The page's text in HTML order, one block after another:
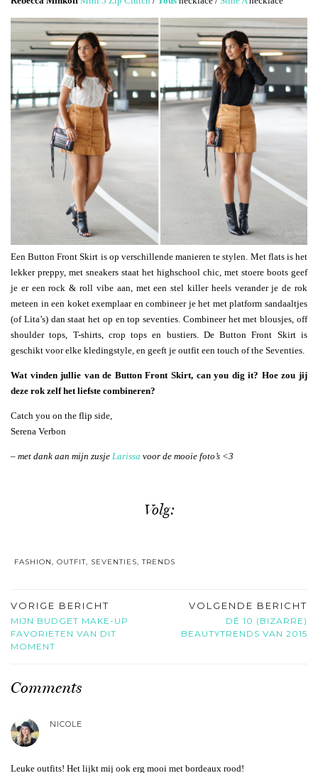
Een Button Front Skirt is op verschillende manieren te stylen. Met flats is het
lekker preppy, met sneakers staat het highschool chic, met stoere boots geef
je er een rock & roll vibe aan, met een stel killer heels verander je de rok
meteen in een koket exemplaar en combineer je het met platform sandaaltjes
(of Lita’s) dan staat het op en top seventies. Combineer het met blousjes, off
shoulder tops, T-shirts, crop tops en bustiers. De Button Front Skirt is
geschikt voor elke kledingstyle, en geeft je outfit een touch of the Seventies.
Wat vinden jullie van de Button Front Skirt, can you dig it? Hoe zou jij
deze rok zelf het liefste combineren?
Catch you on the flip side,
Serena Verbon
– met dank aan mijn zusje Larissa voor de mooie foto’s <3
Volg:
FASHION, OUTFIT, SEVENTIES,TRENDS
VORIGE BERICHT
MIJN BUDGET MAKE-UP
FAVORIETEN VAN DIT
MOMENT
VOLGENDE BERICHT
DÉ 10 (BIZARRE)
BEAUTYTRENDS VAN 2015
Comments
NICOLE
Leuke outfits! Het lijkt mij ook erg mooi met bordeaux rood!